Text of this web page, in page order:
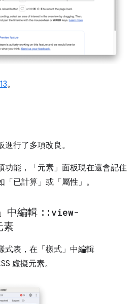
。
進行了多項改良。
能，「元素」 面板現在還會記住
已計算」 或「屬性」 。
中編輯 :: view-
素
表，在「樣式」 中編輯
虛擬元素。